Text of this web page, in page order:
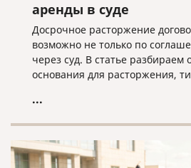
аренды в суде
Досрочное расторжение
возможно не только по
через суд. В статье разбираем
основания для расторжения,
нужно проверять заранее.
...